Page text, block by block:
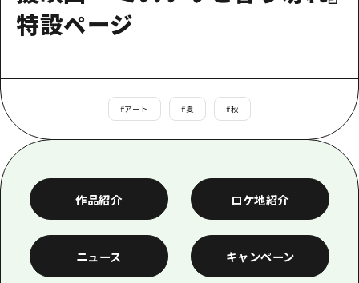
世界遺産
定番
自然
備北
宮島周辺
山口県東部
弾丸
日帰り
半日
1泊2日
2泊3日
宮島周辺
愛媛県
島根県
アクセス
二次交通まとめ
お得な周遊チケット
HIROSHIMA FREE Wi-Fi
観光案内所
広島県を訪れる外国人旅行者向け情報一
お問い合わせ
事業者・学校関係者の皆さま
特設ページ
#アート #夏 #秋
作品紹介 ロケ地紹介
ニュース キャンペーン